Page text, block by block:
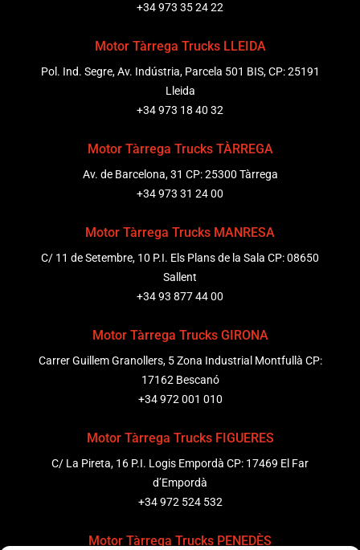
+34 973 35 24 22
Motor Tàrrega Trucks LLEIDA
Pol. Ind. Segre, Av. Indústria, Parcela 501 BIS, CP: 25191
Lleida
+34 973 18 40 32
Motor Tàrrega Trucks TÀRREGA
Av. de Barcelona, 31 CP: 25300 Tàrrega
+34 973 31 24 00
Motor Tàrrega Trucks MANRESA
C/ 11 de Setembre, 10 P.I. Els Plans de la Sala CP: 08650
Sallent
+34 93 877 44 00
Motor Tàrrega Trucks GIRONA
Carrer Guillem Granollers, 5 Zona Industrial Montfullà CP:
17162 Bescanó
+34 972 001 010
Motor Tàrrega Trucks FIGUERES
C/ La Pireta, 16 P.I. Logis Empordà CP: 17469 El Far
d’Empordà
+34 972 524 532
Motor Tàrrega Trucks PENEDÈS